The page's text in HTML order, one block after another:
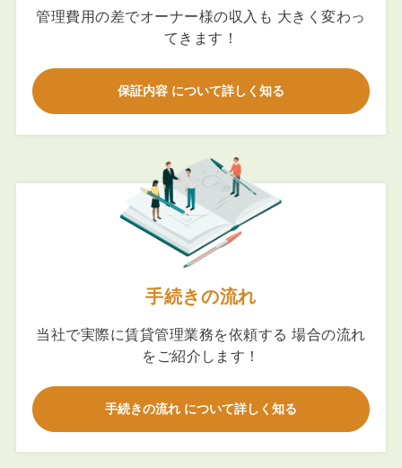
管理費用の差でオーナー様の収入も 大きく変わっ
てきます！
保証内容 について詳しく知る
手続きの流れ
当社で実際に賃貸管理業務を依頼する 場合の流れ
をご紹介します！
手続きの流れ について詳しく知る